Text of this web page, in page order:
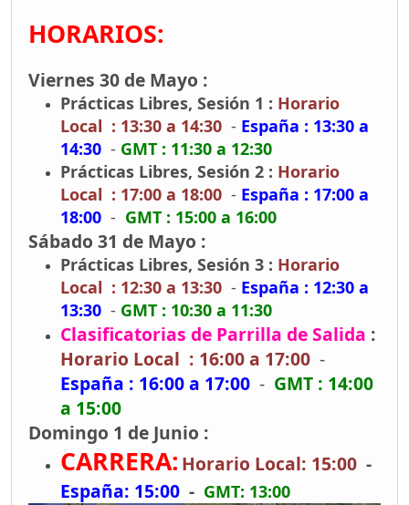
HORARIOS:
Viernes 30 de Mayo :
Prácticas Libres, Sesión 1 : Horario
Local : 13:30 a 14:30 - España : 13:30 a
14:30 - GMT : 11:30 a 12:30
Prácticas Libres, Sesión 2 : Horario
Local : 17:00 a 18:00 - España : 17:00 a
18:00 - GMT : 15:00 a 16:00
Sábado 31 de Mayo :
Prácticas Libres, Sesión 3 : Horario
Local : 12:30 a 13:30 - España : 12:30 a
13:30 - GMT : 10:30 a 11:30
Clasificatorias de Parrilla de Salida :
Horario Local : 16:00 a 17:00 -
España : 16:00 a 17:00 - GMT : 14:00
a 15:00
Domingo 1 de Junio :
CARRERA: Horario Local: 15:00 -
España: 15:00 - GMT: 13:00